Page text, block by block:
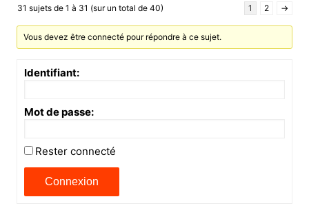
31 sujets de 1 à 31 (sur un total de 40) 1 2 →
Vous devez être connecté pour répondre à ce sujet.
Identifiant:
Mot de passe:
Rester connecté
Connexion